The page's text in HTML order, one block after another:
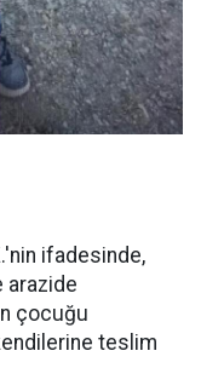
ifadesinde,
arazide
çocuğu
teslim